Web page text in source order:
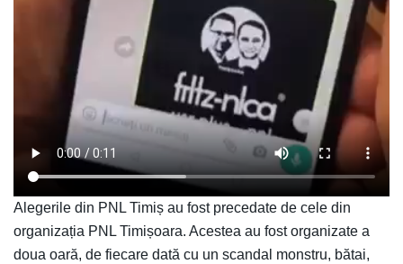
Alegerile din PNL Timiș au fost precedate de cele din
organizația PNL Timișoara. Acestea au fost organizate a
doua oară, de fiecare dată cu un scandal monstru, bătai,